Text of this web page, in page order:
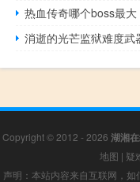
热血传奇哪个boss最大
消逝的光芒监狱难度武
Copyright © 2012 - 2026 湖湘
地图 | 疑
声明：本站内容来自互联网，